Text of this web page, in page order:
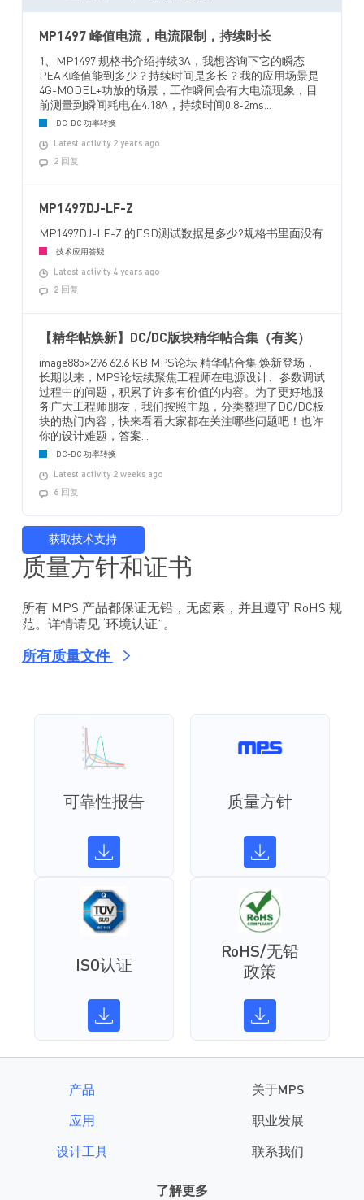
MP1497 峰值电流，电流限制，持续时长
1、MP1497 规格书介绍持续3A，我想咨询下它的瞬态
PEAK峰值能到多少？持续时间是多长？我的应用场景是
4G-MODEL+功放的场景，工作瞬间会有大电流现象，目
前测量到瞬间耗电在4.18A，持续时间0.8-2ms...
DC-DC 功率转换
Latest activity 2 years ago
2 回复
MP1497DJ-LF-Z
MP1497DJ-LF-Z,的ESD测试数据是多少?规格书里面没有
技术应用答疑
Latest activity 4 years ago
2 回复
【精华帖焕新】DC/DC版块精华帖合集（有奖）
image885×296 62.6 KB MPS论坛 精华帖合集 焕新登场，
长期以来，MPS论坛续聚焦工程师在电源设计、参数调试
过程中的问题，积累了许多有价值的内容。为了更好地服
务广大工程师朋友，我们按照主题，分类整理了DC/DC板
块的热门内容，快来看看大家都在关注哪些问题吧！也许
你的设计难题，答案...
DC-DC 功率转换
Latest activity 2 weeks ago
6 回复
获取技术支持
质量方针和证书
所有 MPS 产品都保证无铅，无卤素，并且遵守 RoHS 规
范。详情请见“环境认证”。
所有质量文件
可靠性报告 质量方针
ISO认证
RoHS/无铅
政策
产品
应用
设计工具
关于MPS
职业发展
联系我们
了解更多